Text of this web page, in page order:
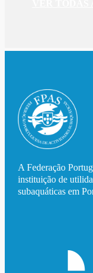
A Federação
instituição de
subaquáticas em